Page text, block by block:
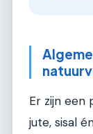
Er zijn een
jute, sisal